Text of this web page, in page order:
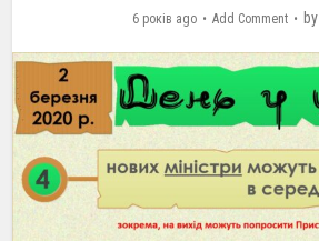
6 років ago Add Comment by